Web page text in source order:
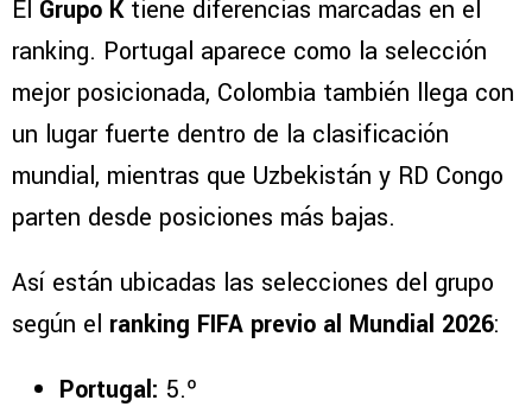
El Grupo Ktiene diferencias marcadas en el
ranking. Portugal aparece como la selección
mejor posicionada, Colombia también llega con
un lugar fuerte dentro de la clasificación
mundial, mientras que Uzbekistán y RD Congo
parten desde posiciones más bajas.
Así están ubicadas las selecciones del grupo
según el ranking FIFA previo al Mundial 2026:
Portugal: 5.º